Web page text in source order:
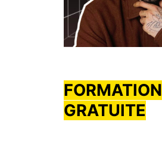
FORMATION
GRATUITE